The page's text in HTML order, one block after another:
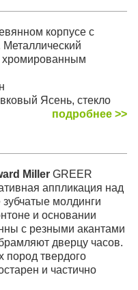
корпусе с
хромированным
Ясень, стекло
подробнее >>
Miller GREER
аппликация над
молдинги
и основании
с резными акантами
дверцу часов.
пород твердого
и частично